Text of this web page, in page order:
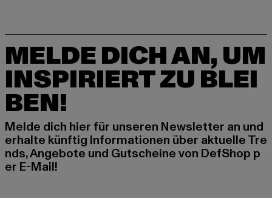
MELDE DICH AN, UM
INSPIRIERT ZU BLEI
BEN!
Melde dich hier für unseren Newsletter an und
erhalte künftig Informationen über aktuelle Tre
nds, Angebote und Gutscheine von DefShop p
er E-Mail!